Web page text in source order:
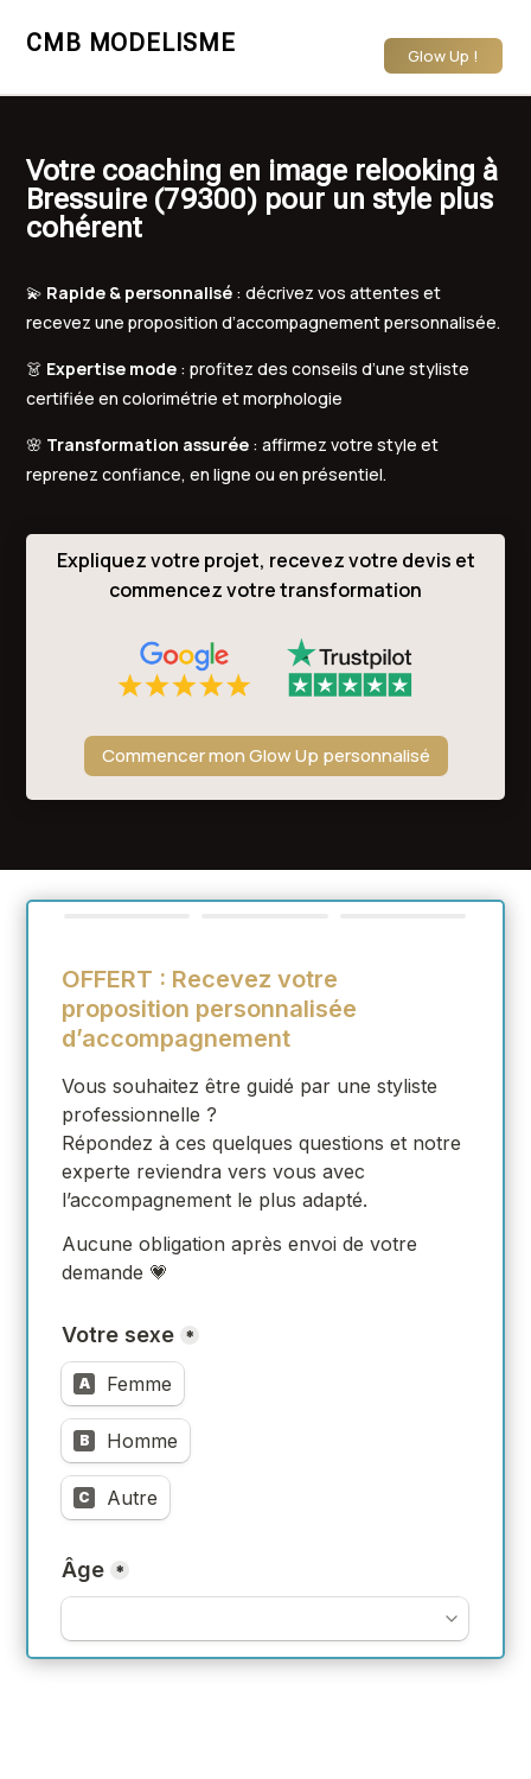
CMB MODELISME Glow Up !
Votre coaching en image relooking à
Bressuire (79300) pour un style plus
cohérent
💫 Rapide & personnalisé : décrivez vos attentes et
recevez une proposition d’accompagnement personnalisée.
👗 Expertise mode : profitez des conseils d’une styliste
certifiée en colorimétrie et morphologie
🌸 Transformation assurée : affirmez votre style et
reprenez confiance, en ligne ou en présentiel.
Expliquez votre projet, recevez votre devis et
commencez votre transformation
Commencer mon Glow Up personnalisé